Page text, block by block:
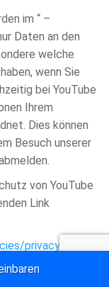
im “ –
Daten an den
welche
wenn Sie
bei YouTube
Ihrem
Dies können
Besuch unserer
von YouTube
Link
privacy/